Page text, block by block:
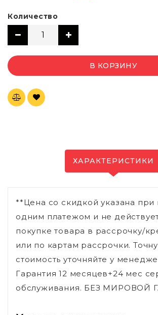
Количество
В КОРЗИНУ
ХАРАКТЕРИСТИКИ
**Цена со скидкой указана при
одним платежом и не
покупке товара в рассрочку/
или по картам рассрочки.
стоимость уточняйте у
Гарантия 12 месяцев+24 мес
обслуживания. БЕЗ МИРОВОЙ